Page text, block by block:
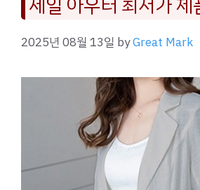
2025년 08월 13일 byGreat Mark